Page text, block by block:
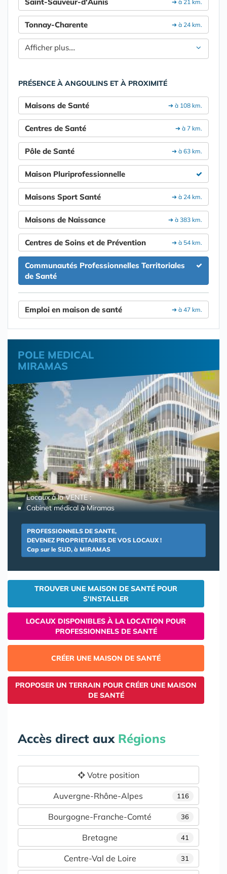
➔ à 21 km.
➔ à 24 km.
Tonnay-Charente
Afficher plus....
PRÉSENCE À ANGOULINS ET À PROXIMITÉ
➔ à 108 km.
Maisons de Santé
➔ à 7 km.
Centres de Santé
➔ à 63 km.
Pôle de Santé
Maison Pluriprofessionnelle
➔ à 24 km.
Maisons Sport Santé
➔ à 383 km.
Maisons de Naissance
➔ à 54 km.
Centres de Soins et de Prévention
Communautés Professionnelles Territoriales
de Santé
➔ à 47 km.
Emploi en maison de santé
POLE MEDICAL
MIRAMAS
Locaux à la VENTE :
Cabinet médical à Miramas
PROFESSIONNELS DE SANTE,
DEVENEZ PROPRIETAIRES DE VOS LOCAUX !
Cap sur le SUD, à MIRAMAS
TROUVER UNE MAISON DE SANTÉ POUR
S'INSTALLER
LOCAUX DISPONIBLES À LA LOCATION POUR
PROFESSIONNELS DE SANTÉ
CRÉER UNE MAISON DE SANTÉ
PROPOSER UN TERRAIN POUR CRÉER UNE MAISON
DE SANTÉ
Accès direct aux Régions
Votre position
116
Auvergne-Rhône-Alpes
36
Bourgogne-Franche-Comté
41
Bretagne
31
Centre-Val de Loire